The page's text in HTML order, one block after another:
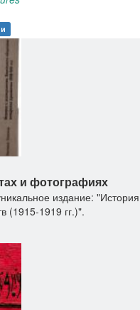
и фотографиях
издание: "История
(1915-1919 гг.)".